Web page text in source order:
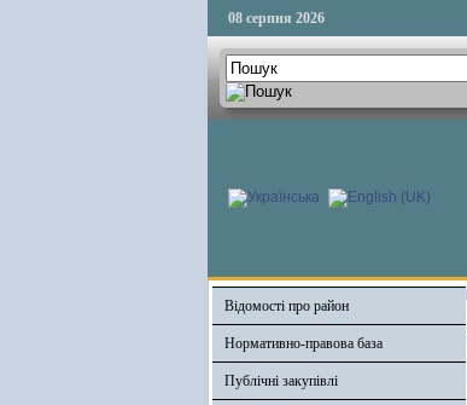
08 серпня 2026
Відомості про район
Нормативно-правова база
Публічні закупівлі